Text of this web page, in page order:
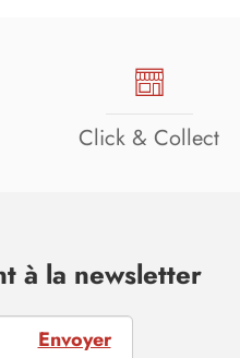
Click & Collect
à la newsletter
Envoyer